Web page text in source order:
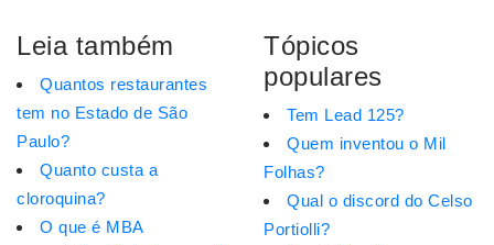
Leia também
Quantos restaurantes
tem no Estado de São
Paulo?
Quanto custa a
cloroquina?
O que é MBA
Tópicos
populares
Tem Lead 125?
Quem inventou o Mil
Folhas?
Qual o discord do Celso
Portiolli?